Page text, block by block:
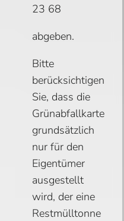
23 68
abgeben.
Bitte
berücksichtigen
Sie, dass die
Grünabfallkarte
grundsätzlich
nur für den
Eigentümer
ausgestellt
wird, der eine
Restmülltonne